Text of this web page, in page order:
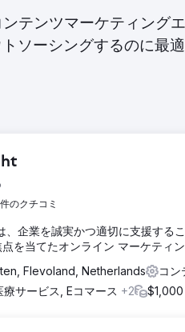
テンツマーケティング
ソーシングするのに最
のクチコミ
企業を誠実かつ適切に支援する
を当てたオンライン マーケティン
Flevoland, Netherlands
コン
サービス, Eコマース +2